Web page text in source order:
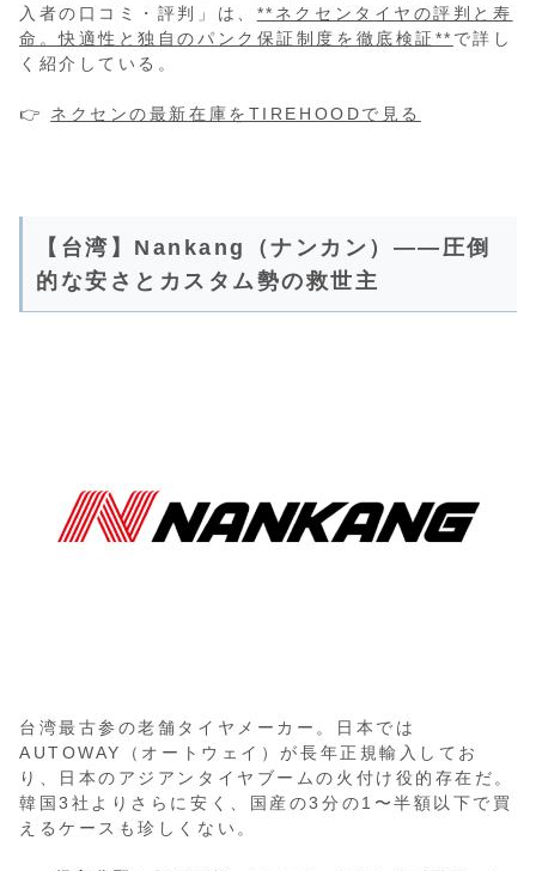
入者の口コミ・評判」は、 **ネクセンタイヤの評判と寿
命。快適性と独自のパンク保証制度を徹底検証** で詳し
く紹介している。
👉 ネクセンの最新在庫をTIREHOODで見る
【台湾】Nankang（ナンカン）――圧倒
的な安さとカスタム勢の救世主
台湾最古参の老舗タイヤメーカー。日本では
AUTOWAY（オートウェイ）が長年正規輸入してお
り、日本のアジアンタイヤブームの火付け役的存在だ。
韓国3社よりさらに安く、国産の3分の1〜半額以下で買
えるケースも珍しくない。